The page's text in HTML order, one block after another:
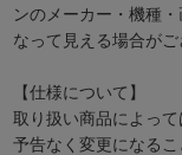
ンのメーカー・機種
なって見える場合が
【仕様について】
取り扱い商品によっ
予告なく変更になるこ